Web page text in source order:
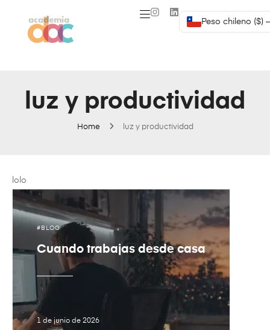
Peso chileno ($)
Home luz y productividad
luz y productividad
lolo
BLOG
Cuando trabajas desde casa
1 de junio de 2026